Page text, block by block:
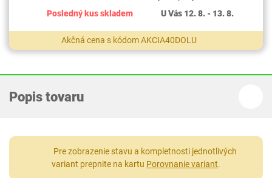
Posledný kus skladem
U Vás 12. 8. - 13. 8.
Akčná cena s kódom AKCIA40DOLU
Popis tovaru
Pre zobrazenie stavu a kompletnosti jednotlivých
variant prepnite na kartu Porovnanie variant.